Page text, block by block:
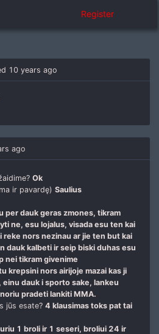
Register
Let's get to know each other
10 years ago
ago
Ok
ir pavardę) Saulius
per dauk geras zmones, tikram
ne, esu lojalus, visada esu ten kai
reke nors nezinau ar jie ten but kai
dauk kalbeti ir seip biski duhas esu
nei tikram givenime
krepsini nors airijoje mazai kas ji
dauk i sporto sake, lankeu
pradeti lankiti MMA.
jūs esate? 4 klausimas toks pat tai
1 broli ir 1 seseri, broliui 24 ir